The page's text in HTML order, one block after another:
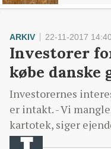
ARKIV 22-11-2017 14:40
Investorer
købe danske
Investorernes
er intakt. - Vi
kartotek, siger